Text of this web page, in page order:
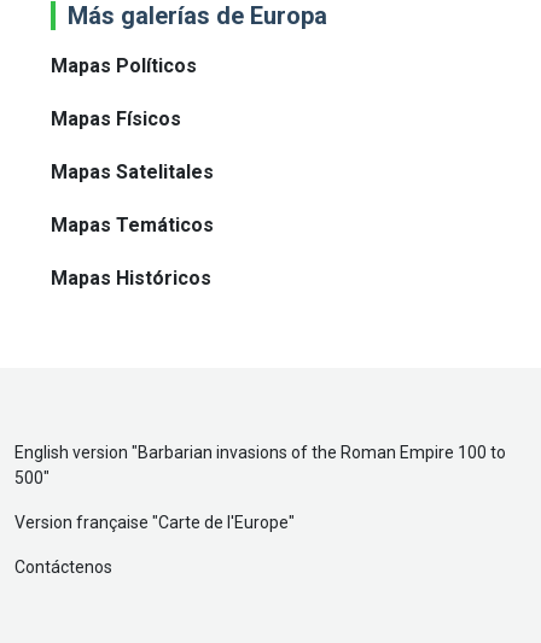
Más galerías de Europa
Mapas Políticos
Mapas Físicos
Mapas Satelitales
Mapas Temáticos
Mapas Históricos
English version "Barbarian invasions of the Roman Empire 100 to
500"
Version française "Carte de l'Europe"
Contáctenos